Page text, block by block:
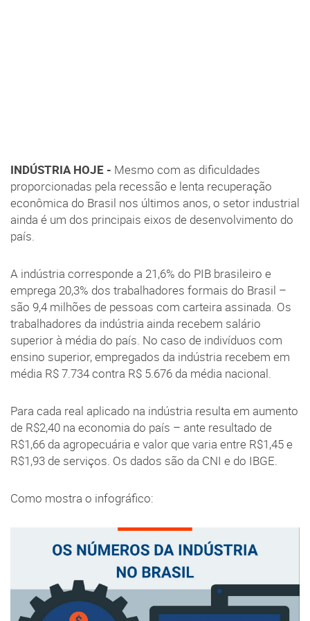
INDÚSTRIA HOJE - Mesmo com as dificuldades
proporcionadas pela recessão e lenta recuperação
econômica do Brasil nos últimos anos, o setor industrial
ainda é um dos principais eixos de desenvolvimento do
país.
A indústria corresponde a 21,6% do PIB brasileiro e
emprega 20,3% dos trabalhadores formais do Brasil –
são 9,4 milhões de pessoas com carteira assinada. Os
trabalhadores da indústria ainda recebem salário
superior à média do país. No caso de indivíduos com
ensino superior, empregados da indústria recebem em
média R$ 7.734 contra R$ 5.676 da média nacional.
Para cada real aplicado na indústria resulta em aumento
de R$2,40 na economia do país – ante resultado de
R$1,66 da agropecuária e valor que varia entre R$1,45 e
R$1,93 de serviços. Os dados são da CNI e do IBGE.
Como mostra o infográfico: